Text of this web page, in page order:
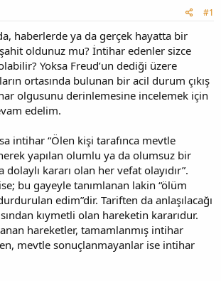
#1
haberlerde ya da gerçek hayatta bir
oldunuz mu? İntihar edenler sizce
Yoksa Freud’un dediği üzere
ortasında bulunan bir acil durum çıkış
olgusunu derinlemesine incelemek için
edelim.
intihar “Ölen kişi tarafınca mevtle
yapılan olumlu ya da olumsuz bir
kararı olan her vefat olayıdır”.
bu gayeyle tanımlanan lakin “ölüm
edim”dir. Tariften da anlaşılacağı
kıymetli olan hareketin kararıdur.
hareketler, tamamlanmış intihar
mevtle sonuçlanmayanlar ise intihar